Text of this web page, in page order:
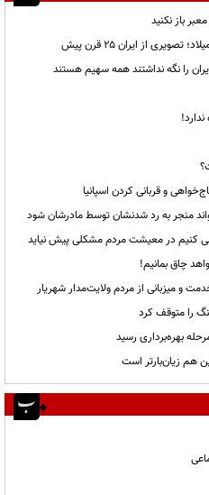
باز نکنید
را نگه نداشتند همه سهیم هستند
و قربانی کردن اسپانیا
منجر به رد شدنشان توسط مادرشان شود
می کنیم در معیشت مردم مشکلی پیش نیاید
چاق بمانیم!
را متوقف کرد
هم زیان‌بارتر است